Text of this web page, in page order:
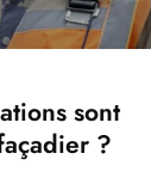
sont
?